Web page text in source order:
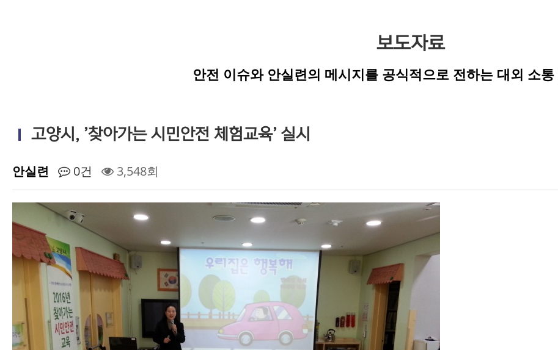
보도자료
안전 이슈와 안실련의 메시지를 공식적으로 전하는 대외 소
고양시, ’찾아가는 시민안전 체험교육’ 실시
안실련 0건 3,548회